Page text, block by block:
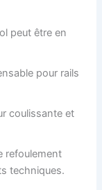
peut être en
pour rails
coulissante et
refoulement
techniques.